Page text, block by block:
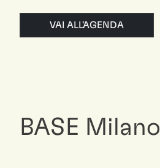
VAI ALL'AGENDA
BASE Milano